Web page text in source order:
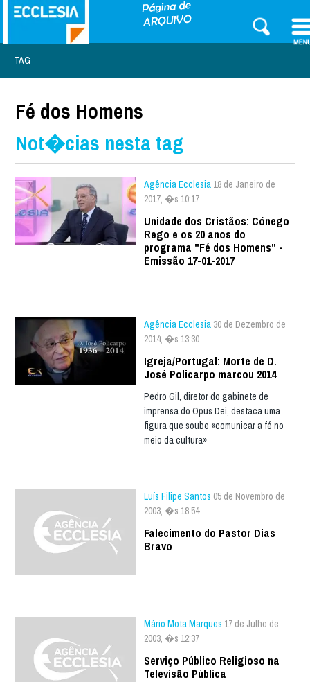
TAG
Fé dos Homens
Not�cias nesta tag
Agência Ecclesia 18 de Janeiro de
2017, �s 10:17
Unidade dos Cristãos: Cónego
Rego e os 20 anos do
programa "Fé dos Homens" -
Emissão 17-01-2017
Agência Ecclesia 30 de Dezembro de
2014, �s 13:30
Igreja/Portugal: Morte de D.
José Policarpo marcou 2014
Pedro Gil, diretor do gabinete de
imprensa do Opus Dei, destaca uma
figura que soube «comunicar a fé no
meio da cultura»
Luís Filipe Santos 05 de Novembro de
2003, �s 18:54
Falecimento do Pastor Dias
Bravo
Mário Mota Marques 17 de Julho de
2003, �s 12:37
Serviço Público Religioso na
Televisão Pública